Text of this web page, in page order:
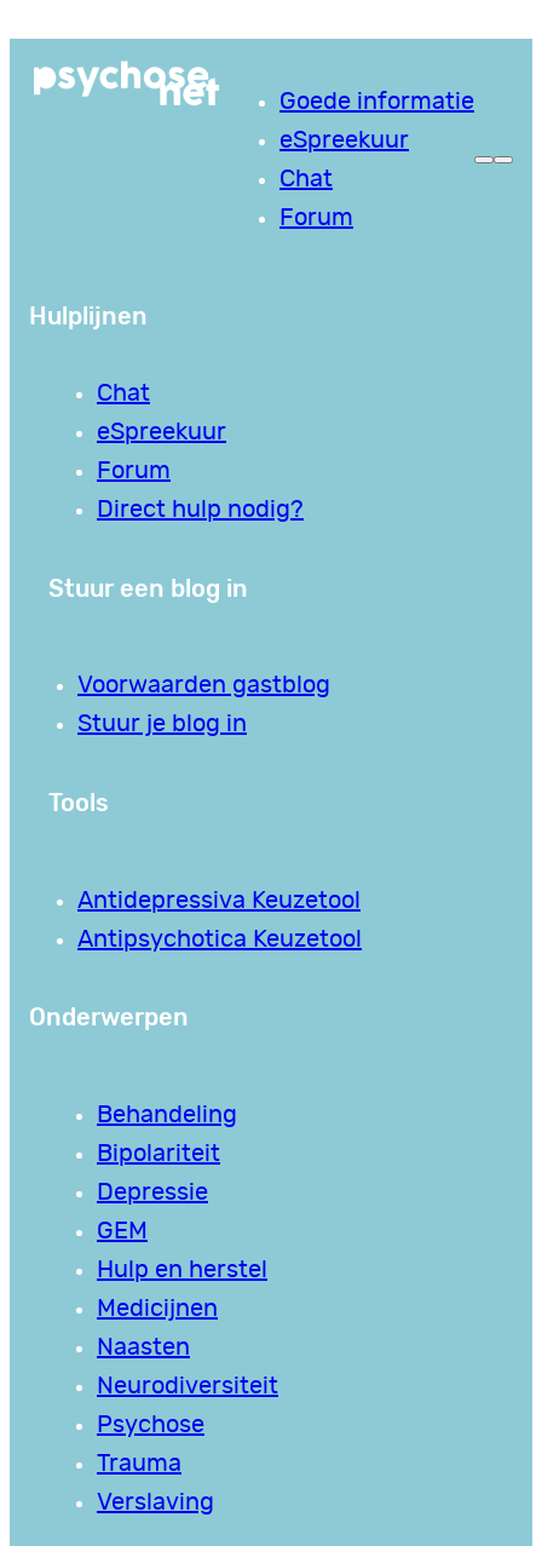
naar
Goede informatie
eSpreekuur
Chat
Forum
Hulplijnen
Chat
eSpreekuur
Forum
Direct hulp nodig?
Stuur een blog in
Voorwaarden gastblog
Stuur je blog in
Tools
Antidepressiva Keuzetool
Antipsychotica Keuzetool
Onderwerpen
Behandeling
Bipolariteit
Depressie
GEM
Hulp en herstel
Medicijnen
Naasten
Neurodiversiteit
Psychose
Trauma
Verslaving